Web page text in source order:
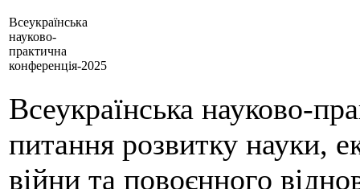
Всеукраїнська
науково-
практична
конференція-2025
Всеукраїнська науково-
питання розвитку науки,
війни та повоєнного